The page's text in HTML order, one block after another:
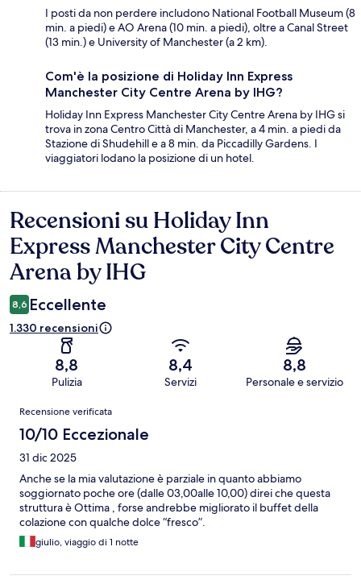
I posti da non perdere includono National Football Museum (8
min. a piedi) e AO Arena (10 min. a piedi), oltre a Canal Street
(13 min.) e University of Manchester (a 2 km).
Com'è la posizione di Holiday Inn Express
Manchester City Centre Arena by IHG?
Holiday Inn Express Manchester City Centre Arena by IHG si
trova in zona Centro Città di Manchester, a 4 min. a piedi da
Stazione di Shudehill e a 8 min. da Piccadilly Gardens. I
viaggiatori lodano la posizione di un hotel.
Recensioni
Recensioni su Holiday Inn
Express Manchester City Centre
Arena by IHG
8,6 Eccellente
1.330 recensioni
8,8
Pulizia
8,4
Servizi
8,8
Personale e servizio
Recensioni
Recensione verificata
10/10 Eccezionale
31 dic 2025
Anche se la mia valutazione è parziale in quanto abbiamo
soggiornato poche ore (dalle 03,00alle 10,00) direi che questa
struttura è Ottima , forse andrebbe migliorato il buffet della
colazione con qualche dolce “fresco”.
giulio, viaggio di 1 notte